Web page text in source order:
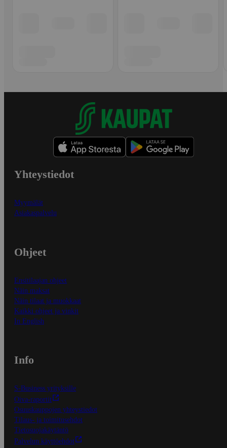
Yhteystiedot
Myymälät
Asiakaspalvelu
Ohjeet
Ensitilaajan ohjeet
Näin maksat
Näin tilaat ja muokkaat
Kaikki ohjeet ja vinkit
In English
Info
S-Business yrityksille
Oiva-raportit
Osuuskauppojen yhteystiedot
Tilaus- ja toimitusehdot
Tietosuojakäytäntö
Palvelun käyttöehdot